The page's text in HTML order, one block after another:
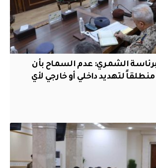
برئاسة الشمري: عدم السماح بأن
لتهديد داخلي أو خارجي لأي